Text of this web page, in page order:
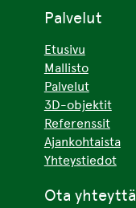
Palvelut
Etusivu
Mallisto
Palvelut
3D-objektit
Referenssit
Ajankohtaista
Yhteystiedot
Ota yhteyttä